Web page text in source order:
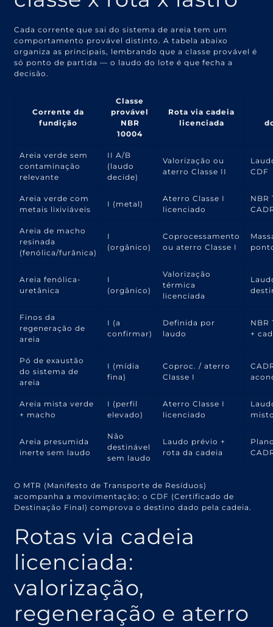
Cada corrente que sai do sistema de areia tem um
comportamento provável distinto. A tabela abaixo
organiza as principais, lembrando que a classe provável é
só ponto de partida — o laudo do lote é que fecha a
decisão.
Corrente da
fundição
Classe
provável
NBR
10004
Rota via cadeia
licenciada
Areia verde sem
contaminação
relevante
II A/B
(laudo
decide)
Valorização ou
aterro Classe II
CDF
Areia verde com
metais lixiviáveis
I (metal)
Aterro Classe I
licenciado
NBR
Areia de macho
resinada
(fenólica/furânica)
I
(orgânico)
Coprocessamento
ou aterro Classe I
Areia fenólica-
uretânica
I
(orgânico)
Valorização
térmica
licenciada
Finos da
regeneração de
areia
I (a
confirmar)
Definida por
laudo
NBR
+
Pó de exaustão
do sistema de
areia
I (mídia
fina)
Coproc. / aterro
Classe I
Areia mista verde
+ macho
I (perfil
elevado)
Aterro Classe I
licenciado
Areia presumida
inerte sem laudo
Não
destinável
sem laudo
Laudo prévio +
rota da cadeia
O MTR (Manifesto de Transporte de Resíduos)
acompanha a movimentação; o CDF (Certificado de
Destinação Final) comprova o destino dado pela cadeia.
Rotas via cadeia
licenciada:
valorização,
regeneração e aterro